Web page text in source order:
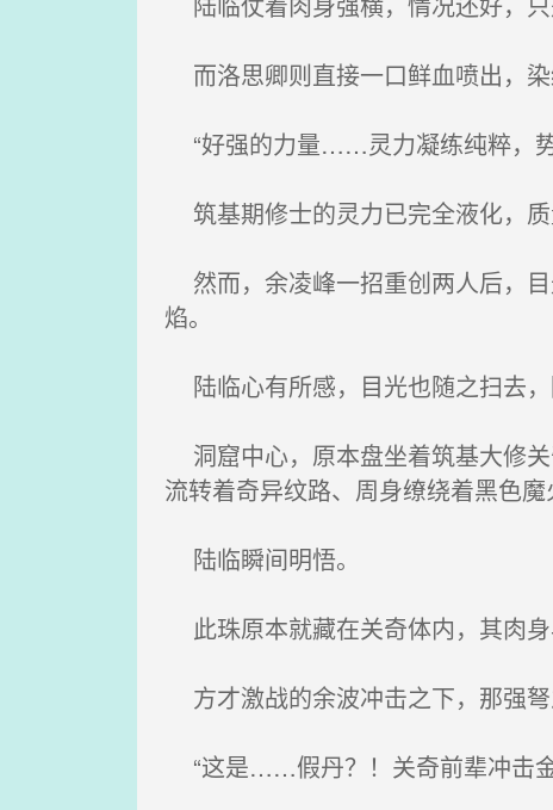
而洛思卿则直接一口鲜血喷出，染
“好强的力量……灵力凝练纯粹，势
筑基期修士的灵力已完全液化，质
然而，余凌峰一招重创两人后，
焰。
陆临心有所感，目光也随之扫去，
洞窟中心，原本盘坐着筑基大修
流转着奇异纹路、周身缭绕着黑色魔
陆临瞬间明悟。
此珠原本就藏在关奇体内，其肉身
方才激战的余波冲击之下，那强弩
“这是……假丹？！关奇前辈冲击金